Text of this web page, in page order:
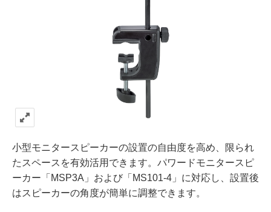
⼩型モニタースピーカーの設置の⾃由度を⾼め、限られ
たスペースを有効活⽤できます。パワードモニタースピ
ーカー「MSP3A」および「MS101-4」に対応し、設置後
はスピーカーの⾓度が簡単に調整できます。